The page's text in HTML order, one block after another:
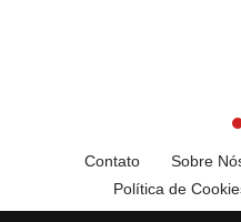
Contato Sobre
Política de